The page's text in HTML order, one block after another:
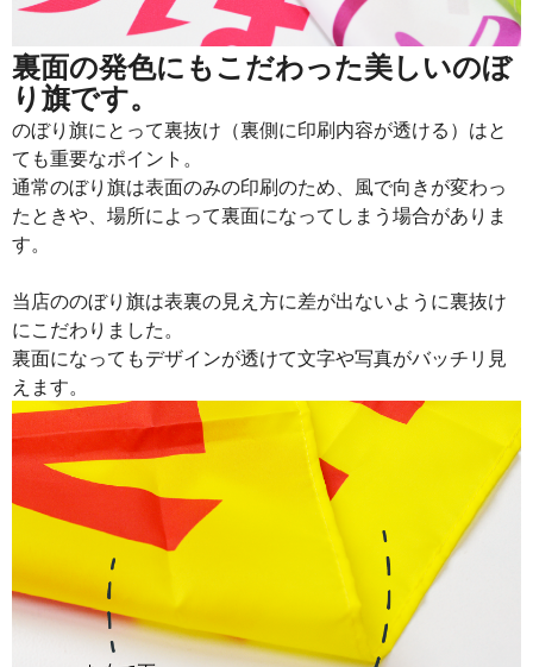
裏面の発色にもこだわった美しいのぼ
り旗です。
のぼり旗にとって裏抜け（裏側に印刷内容が透ける）はと
ても重要なポイント。
通常のぼり旗は表面のみの印刷のため、風で向きが変わっ
たときや、場所によって裏面になってしまう場合がありま
す。
当店ののぼり旗は表裏の見え方に差が出ないように裏抜け
にこだわりました。
裏面になってもデザインが透けて文字や写真がバッチリ見
えます。